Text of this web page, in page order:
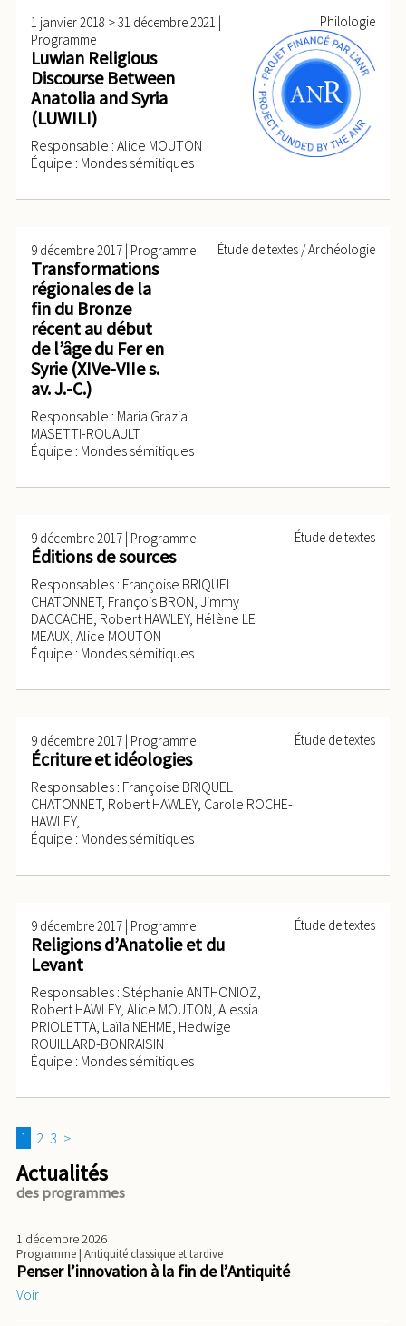
1 janvier 2018 >31 décembre 2021 |
Programme
Luwian Religious
Discourse Between
Anatolia and Syria
(LUWILI)
Responsable : Alice MOUTON
Équipe : Mondes sémitiques
Philologie
9 décembre 2017 | Programme
Transformations
régionales de la
fin du Bronze
récent au début
de l’âge du Fer en
Syrie (XIVe-VIIe s.
av. J.-C.)
Responsable : Maria Grazia
MASETTI-ROUAULT
Équipe : Mondes sémitiques
Étude de textes / Archéologie
9 décembre 2017 | Programme
Éditions de sources
Responsables : Françoise BRIQUEL
CHATONNET, François BRON, Jimmy
DACCACHE, Robert HAWLEY, Hélène LE
MEAUX, Alice MOUTON
Équipe : Mondes sémitiques
Étude de textes
9 décembre 2017 | Programme
Écriture et idéologies
Responsables : Françoise BRIQUEL
CHATONNET, Robert HAWLEY, Carole ROCHE-
HAWLEY,
Équipe : Mondes sémitiques
Étude de textes
9 décembre 2017 | Programme
Religions d’Anatolie et du
Levant
Responsables : Stéphanie ANTHONIOZ,
Robert HAWLEY, Alice MOUTON, Alessia
PRIOLETTA, Laïla NEHME, Hedwige
ROUILLARD-BONRAISIN
Équipe : Mondes sémitiques
Étude de textes
1 2 3 >
Actualités
des programmes
1 décembre 2026
Programme| Antiquité classique et tardive
Penser l’innovation à la fin de l’Antiquité
Voir